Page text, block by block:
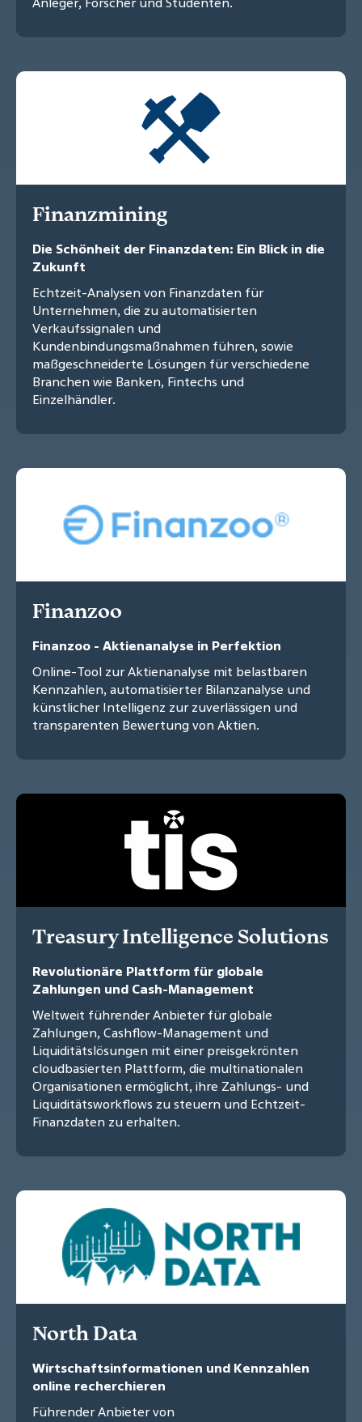
Finanzmining
Die Schönheit der Finanzdaten: Ein Blick in die
Zukunft
Echtzeit-Analysen von Finanzdaten für
Unternehmen, die zu automatisierten
Verkaufssignalen und
Kundenbindungsmaßnahmen führen, sowie
maßgeschneiderte Lösungen für verschiedene
Branchen wie Banken, Fintechs und
Einzelhändler.
Finanzoo
Finanzoo - Aktienanalyse in Perfektion
Online-Tool zur Aktienanalyse mit belastbaren
Kennzahlen, automatisierter Bilanzanalyse und
künstlicher Intelligenz zur zuverlässigen und
transparenten Bewertung von Aktien.
Treasury Intelligence Solutions
Revolutionäre Plattform für globale
Zahlungen und Cash-Management
Weltweit führender Anbieter für globale
Zahlungen, Cashflow-Management und
Liquiditätslösungen mit einer preisgekrönten
cloudbasierten Plattform, die multinationalen
Organisationen ermöglicht, ihre Zahlungs- und
Liquiditätsworkflows zu steuern und Echtzeit-
Finanzdaten zu erhalten.
North Data
Wirtschaftsinformationen und Kennzahlen
online recherchieren
Führender Anbieter von